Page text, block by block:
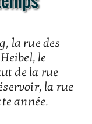
la rue des
le
de la rue
la rue
année.